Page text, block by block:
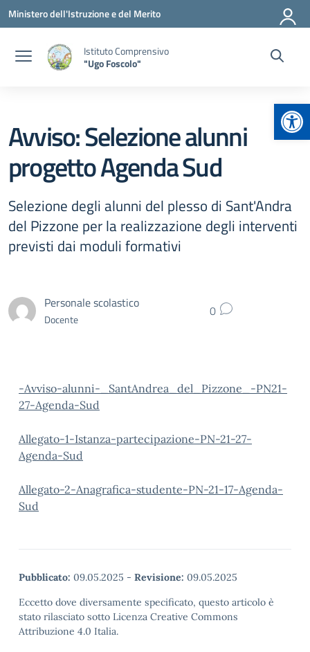
Vai ai contenuti
Vai al menu di navigazione
Vai al footer
Ministero dell'Istruzione e del Merito
Istituto Comprensivo
"Ugo Foscolo"
Avviso: Selezione alunni
progetto Agenda Sud
Selezione degli alunni del plesso di Sant'Andra
del Pizzone per la realizzazione degli interventi
previsti dai moduli formativi
Personale scolastico
Docente 0
-Avviso-alunni-_SantAndrea_del_Pizzone_-PN21-
27-Agenda-Sud
Allegato-1-Istanza-partecipazione-PN-21-27-
Agenda-Sud
Allegato-2-Anagrafica-studente-PN-21-17-Agenda-
Sud
Pubblicato: 09.05.2025 - Revisione: 09.05.2025
Eccetto dove diversamente specificato, questo articolo è
stato rilasciato sotto Licenza Creative Commons
Attribuzione 4.0 Italia.